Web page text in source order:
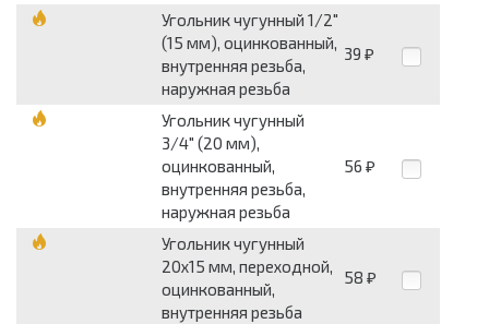
Угольник чугунный 1/2"
(15 мм), оцинкованный,
внутренняя резьба,
наружная резьба
39 ₽
Угольник чугунный
3/4" (20 мм),
оцинкованный,
внутренняя резьба,
наружная резьба
56 ₽
Угольник чугунный
20х15 мм, переходной,
оцинкованный,
внутренняя резьба
58 ₽